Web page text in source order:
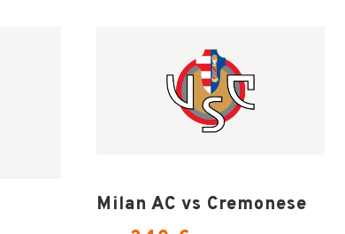
Milan AC vs Cremonese